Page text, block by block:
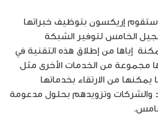
ستقوم إريكسون بتوظيف خبراتها
الخامس لتوفير الشبكة
إياها من إطلاق هذه التقنية في
مجموعة من الخدمات الأخرى مثل
من الارتقاء بخدماتها
والشركات وتزويدهم بحلول مدعومة